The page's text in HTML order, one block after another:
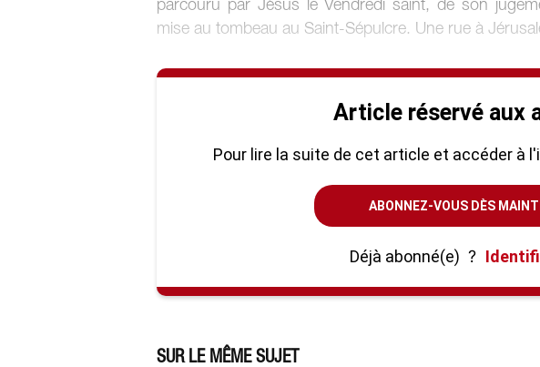
parcouru par Jésus le Vendredi saint, de son
mise au tombeau au Saint-Sépulcre. Une rue à
Article réservé aux
Pour lire la suite de cet article et accéder à
ABONNEZ-VOUS DÈS
Déjà abonné(e) ?
SUR LE MÊME SUJET